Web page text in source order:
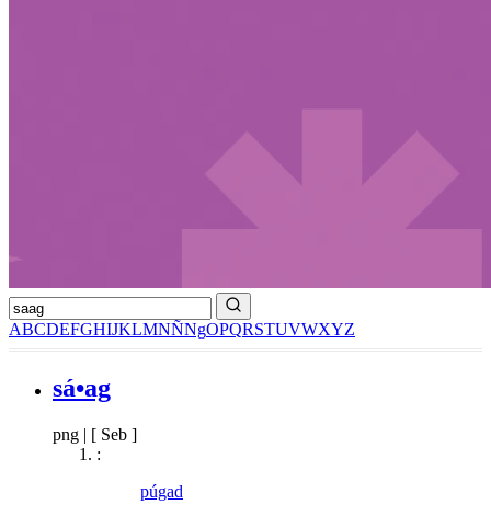
ABCDEFGHIJKLMNÑNgOPQRSTUVWXYZ
sá•ag
png | [ Seb ]
:
púgad